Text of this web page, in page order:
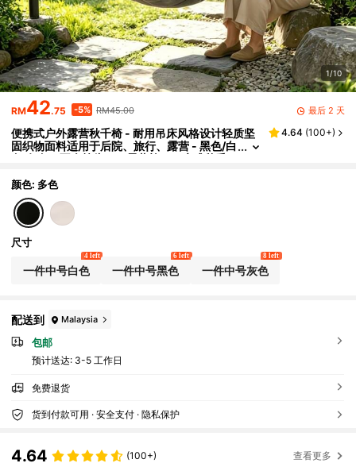
1/10
RM42.75 -5% RM45.00 最后 2 天
便携式户外露营秋千椅 - 耐用吊床风格设计轻质坚
固织物面料适用于后院、旅行、露营 - 黑色/白
色/灰色（不含枕头），露营椅，吊床式秋千，
松安装，折叠收纳旅行必备。
4.64 (100+)
颜色: 多色
尺寸
一件中号白色
4 left
一件中号黑色
6 left
一件中号灰色
8 left
配送到 Malaysia
包邮
预计送达: 3-5 工作日
免费退货
货到付款可用 · 安全支付 · 隐私保护
4.64 (100+) 查看更多